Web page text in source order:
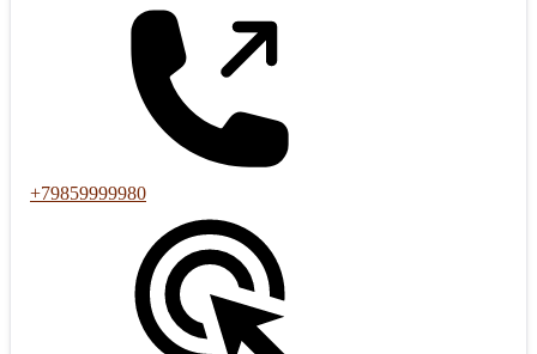
+79859999980